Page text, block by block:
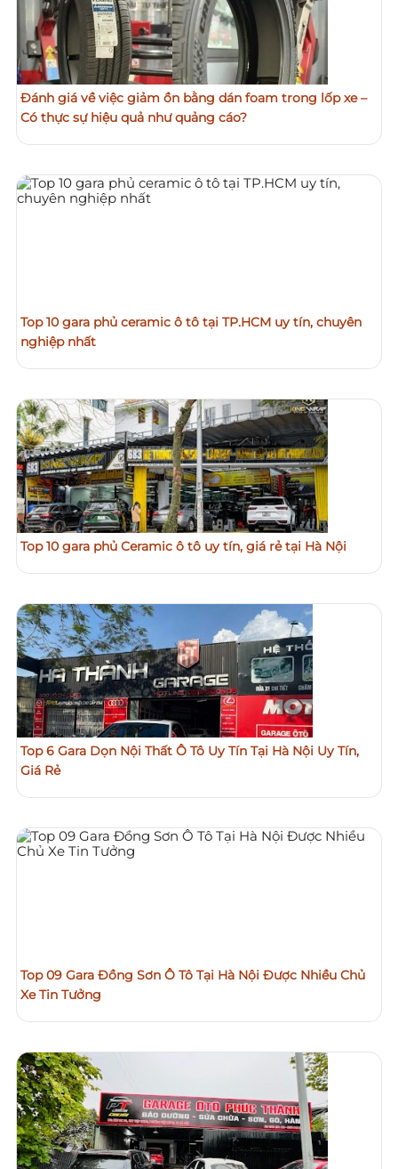
Đánh giá về việc giảm ồn bằng dán foam trong lốp xe –
Có thực sự hiệu quả như quảng cáo?
Top 10 gara phủ ceramic ô tô tại TP.HCM uy tín, chuyên
nghiệp nhất
Top 10 gara phủ Ceramic ô tô uy tín, giá rẻ tại Hà Nội
Top 6 Gara Dọn Nội Thất Ô Tô Uy Tín Tại Hà Nội Uy Tín,
Giá Rẻ
Top 09 Gara Đồng Sơn Ô Tô Tại Hà Nội Được Nhiều Chủ
Xe Tin Tưởng